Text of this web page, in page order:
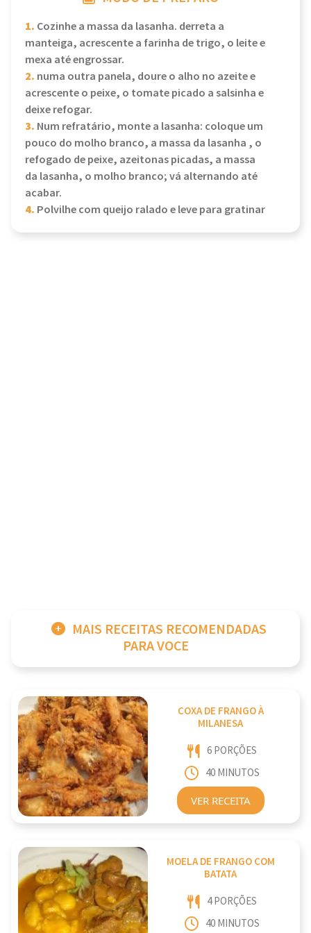
1. Cozinhe a massa da lasanha. derreta a
manteiga, acrescente a farinha de trigo, o leite e
mexa até engrossar.
2. numa outra panela, doure o alho no azeite e
acrescente o peixe, o tomate picado a salsinha e
deixe refogar.
3. Num refratário, monte a lasanha: coloque um
pouco do molho branco, a massa da lasanha , o
refogado de peixe, azeitonas picadas, a massa
da lasanha, o molho branco; vá alternando até
acabar.
4. Polvilhe com queijo ralado e leve para gratinar
MAIS RECEITAS RECOMENDADAS
PARA VOCE
COXA DE FRANGO À
MILANESA
6 PORÇÕES
40 MINUTOS
VER RECEITA
MOELA DE FRANGO COM
BATATA
4 PORÇÕES
40 MINUTOS